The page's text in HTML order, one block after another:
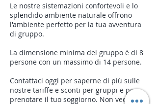
Le nostre sistemazioni confortevoli e lo
splendido ambiente naturale offrono
l'ambiente perfetto per la tua avventura
di gruppo.
La dimensione minima del gruppo è di 8
persone con un massimo di 14 persone.
Contattaci oggi per saperne di più sulle
nostre tariffe e sconti per gruppi e per
prenotare il tuo soggiorno. Non vediamo